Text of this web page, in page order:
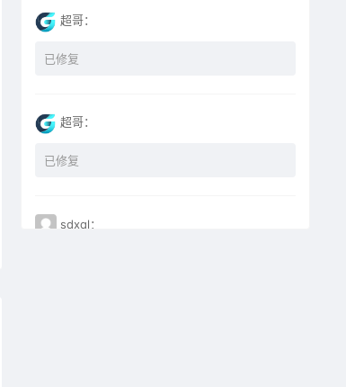
超哥：
已修复
超哥：
已修复
sdxql：